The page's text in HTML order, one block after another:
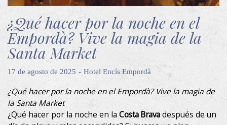
¿Qué hacer por la noche en el
Empordà? Vive la magia de la
Santa Market
17 de agosto de 2025 Hotel Encís Empordà
¿Qué hacer por la noche en el Empordà? Vive la magia de
la Santa Market
¿Qué hacer por la noche en la Costa Bravadespués de un